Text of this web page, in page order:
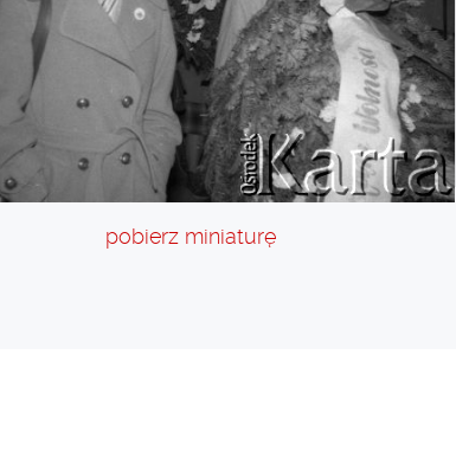
pobierz miniaturę